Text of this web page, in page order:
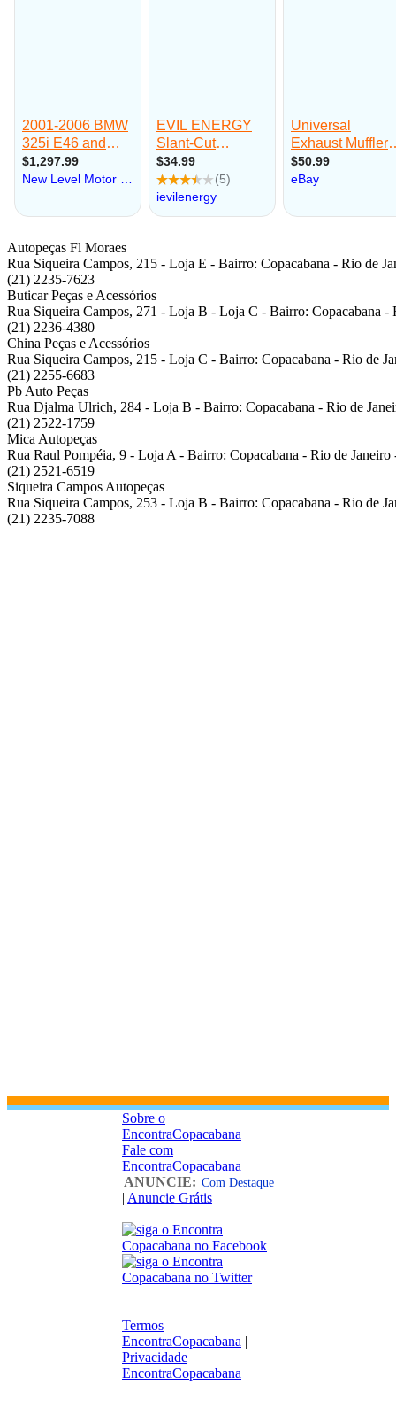
Autopeças Fl Moraes
Rua Siqueira Campos, 215 - Loja E - Bairro: Copacabana - Rio de
(21) 2235-7623
Buticar Peças e Acessórios
Rua Siqueira Campos, 271 - Loja B - Loja C - Bairro: Copacabana -
(21) 2236-4380
China Peças e Acessórios
Rua Siqueira Campos, 215 - Loja C - Bairro: Copacabana - Rio de
(21) 2255-6683
Pb Auto Peças
Rua Djalma Ulrich, 284 - Loja B - Bairro: Copacabana - Rio de
(21) 2522-1759
Mica Autopeças
Rua Raul Pompéia, 9 - Loja A - Bairro: Copacabana - Rio de
(21) 2521-6519
Siqueira Campos Autopeças
Rua Siqueira Campos, 253 - Loja B - Bairro: Copacabana - Rio de
(21) 2235-7088
Sobre o
EncontraCopacabana
Fale com
EncontraCopacabana
ANUNCIE: Com Destaque
| Anuncie Grátis
Termos
EncontraCopacabana |
Privacidade
EncontraCopacabana